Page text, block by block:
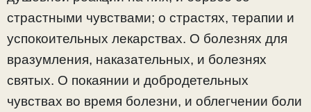
страстными чувствами; о страстях, терапии и
успокоительных лекарствах. О болезнях для
вразумления, наказательных, и болезнях
святых. О покаянии и добродетельных
чувствах во время болезни, и облегчении боли